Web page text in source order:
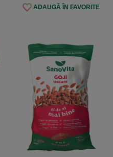
ADAUGĂ ÎN FAVORITE